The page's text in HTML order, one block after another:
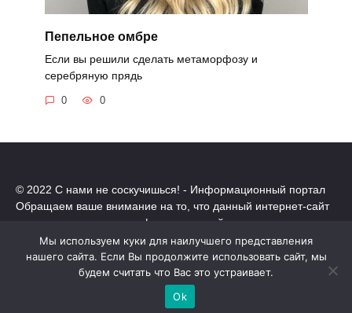
Пепельное омбре
Если вы решили сделать метаморфозу и
серебряную прядь
0 0
© 2022 С нами не соскучишься! - Информационный портал
Обращаем ваше внимание на то, что данный интернет-сайт
носит исключительно информационный характер.
Все торговые марки принадлежат их владельцам. Все права
защищены.
Политика конфиденциальности
Мы используем куки для наилучшего представления
нашего сайта. Если Вы продолжите использовать сайт, мы
будем считать что Вас это устраивает.
Ok